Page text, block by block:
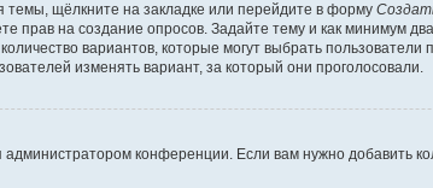
щёлкните на закладке или перейдите в форму
прав на создание опросов. Задайте тему и как минимум
вариантов, которые могут выбрать
изменять вариант, за который они проголосовали.
администратором конференции. Если вам нужно